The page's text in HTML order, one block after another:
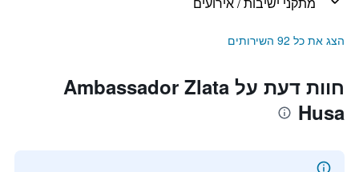
הצג את כל 92 השירותים
חוות דעת על Ambassador Zlata
Husa